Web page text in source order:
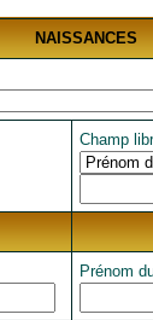
NAISSANCES
Champ
Prénom